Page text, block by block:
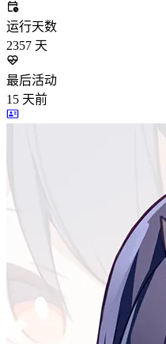
运行天数
2357 天
最后活动
15 天前